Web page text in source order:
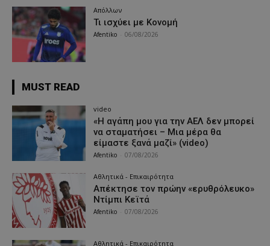
Απόλλων
Τι ισχύει με Κονομή
Afentiko 06/08/2026
MUST READ
video
«Η αγάπη μου για την ΑΕΛ δεν μπορεί
να σταματήσει – Μια μέρα θα
είμαστε ξανά μαζί» (video)
Afentiko 07/08/2026
Αθλητικά - Επικαιρότητα
Απέκτησε τον πρώην «ερυθρόλευκο»
Ντίμπι Κεϊτά
Afentiko 07/08/2026
Αθλητικά - Επικαιρότητα